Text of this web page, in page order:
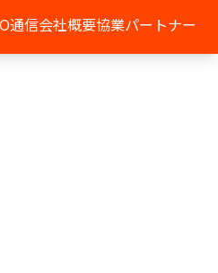
通信会社概要協業パートナー